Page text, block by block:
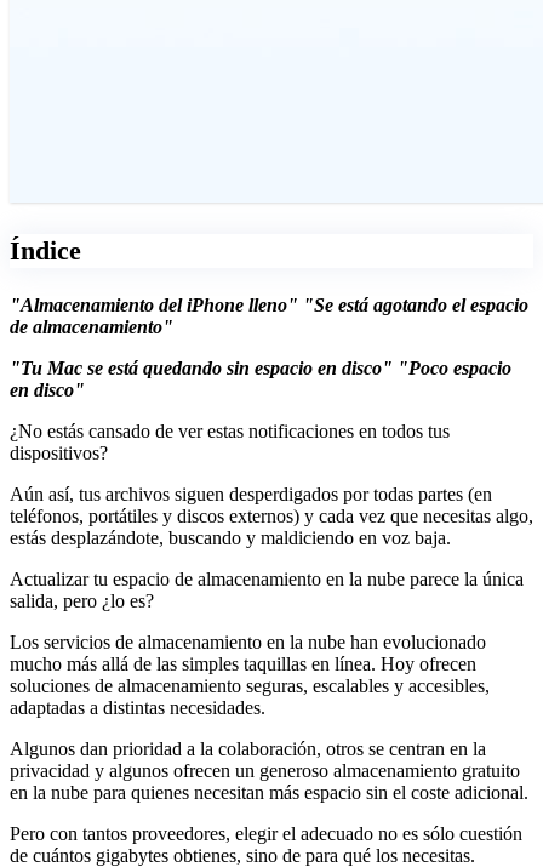
Índice
"Almacenamiento del iPhone lleno" "Se está agotando el espacio
de almacenamiento"
"Tu Mac se está quedando sin espacio en disco" "Poco espacio
en disco"
¿No estás cansado de ver estas notificaciones en todos tus
dispositivos?
Aún así, tus archivos siguen desperdigados por todas partes (en
teléfonos, portátiles y discos externos) y cada vez que necesitas algo,
estás desplazándote, buscando y maldiciendo en voz baja.
Actualizar tu espacio de almacenamiento en la nube parece la única
salida, pero ¿lo es?
Los servicios de almacenamiento en la nube han evolucionado
mucho más allá de las simples taquillas en línea. Hoy ofrecen
soluciones de almacenamiento seguras, escalables y accesibles,
adaptadas a distintas necesidades.
Algunos dan prioridad a la colaboración, otros se centran en la
privacidad y algunos ofrecen un generoso almacenamiento gratuito
en la nube para quienes necesitan más espacio sin el coste adicional.
Pero con tantos proveedores, elegir el adecuado no es sólo cuestión
de cuántos gigabytes obtienes, sino de para qué los necesitas.